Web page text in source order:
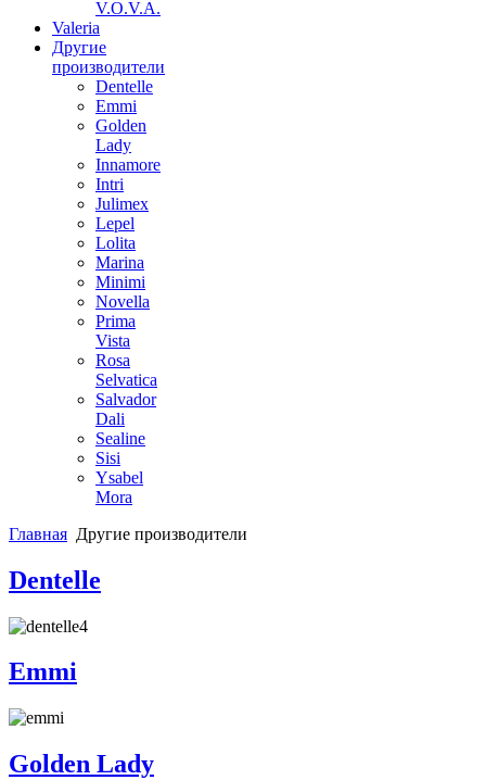
V.O.V.A.
Valeria
Другие
производители
Dentelle
Emmi
Golden
Lady
Innamore
Intri
Julimex
Lepel
Lolita
Marina
Minimi
Novella
Prima
Vista
Rosa
Selvatica
Salvador
Dali
Sealine
Sisi
Ysabel
Mora
Главная Другие производители
Dentelle
Emmi
Golden Lady